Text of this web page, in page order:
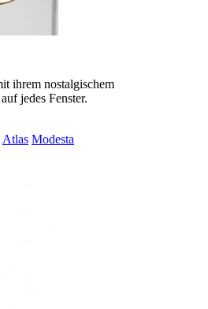
ihrem nostalgischem
jedes Fenster.
Atlas Modesta